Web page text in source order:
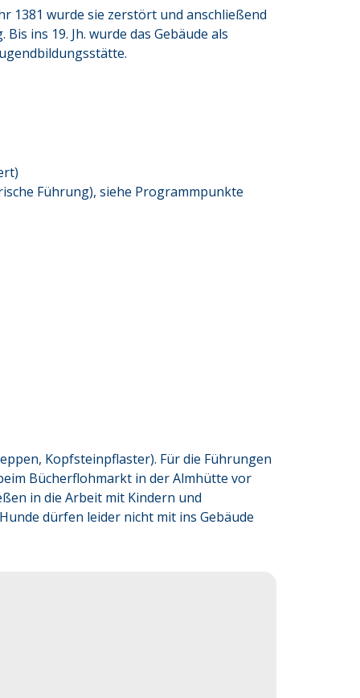
1381 wurde sie zerstört und anschließend
ins 19. Jh. wurde das Gebäude als
Führung), siehe Programmpunkte
Kopfsteinpflaster). Für die Führungen
Bücherflohmarkt in der Almhütte vor
in die Arbeit mit Kindern und
dürfen leider nicht mit ins Gebäude